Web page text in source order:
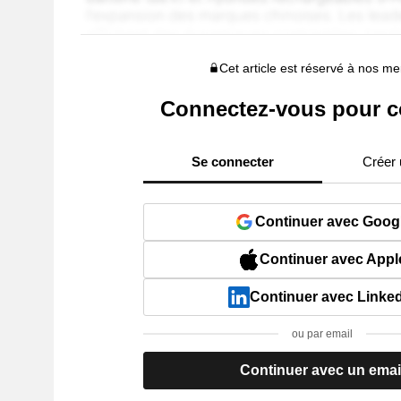
Cet article est réservé à nos
Connectez-vous pour
Se connecter Créer
Continuer avec
Continuer avec
Continuer avec
ou par email
Continuer avec un email